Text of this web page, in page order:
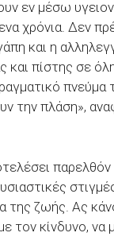
εν μέσω
χρόνια. Δεν
και η
και πίστης σε
την πλάση»,
της ζωής. Ας
κίνδυνο, να